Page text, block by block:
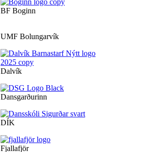
BF Boginn
UMF Bolungarvík
Dalvík
Dansgarðurinn
DÍK
Fjallafjör